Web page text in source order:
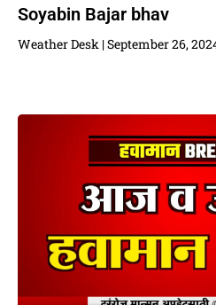
Soyabin Bajar bhav
Weather Desk September 26,